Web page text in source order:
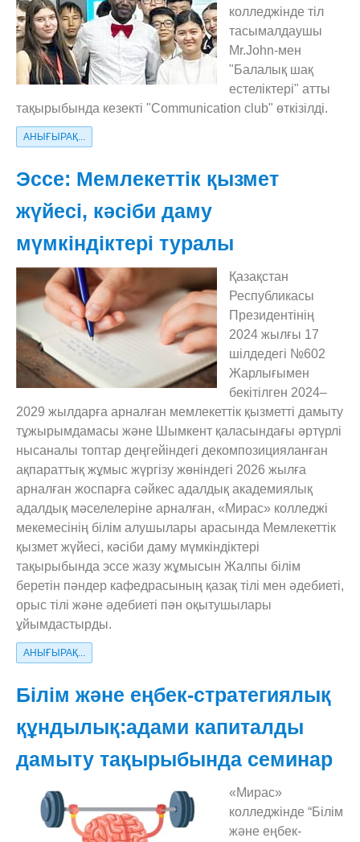
колледжінде тіл
тасымалдаушы
Mr.John-мен
"Балалық шақ
естеліктері" атты
тақырыбында кезекті "Communication club" өткізілді.
АНЫҒЫРАҚ...
Эссе: Мемлекеттік қызмет
жүйесі, кәсіби даму
мүмкіндіктері туралы
Қазақстан
Республикасы
Президентінің
2024 жылғы 17
шілдедегі №602
Жарлығымен
бекітілген 2024–
2029 жылдарға арналған мемлекеттік қызметті дамыту
тұжырымдамасы және Шымкент қаласындағы әртүрлі
нысаналы топтар деңгейіндегі декомпозицияланған
ақпараттық жұмыс жүргізу жөніндегі 2026 жылға
арналған жоспарға сәйкес адалдық академиялық
адалдық мәселелеріне арналған, «Мирас» колледжі
мекемесінің білім алушылары арасында Мемлекеттік
қызмет жүйесі, кәсіби даму мүмкіндіктері
тақырыбында эссе жазу жұмысын Жалпы білім
беретін пәндер кафедрасының қазақ тілі мен әдебиеті,
орыс тілі және әдебиеті пән оқытушылары
ұйымдастырды.
АНЫҒЫРАҚ...
Білім және еңбек-стратегиялық
құндылық:адами капиталды
дамыту тақырыбында семинар
«Мирас»
колледжінде “Білім
және еңбек-